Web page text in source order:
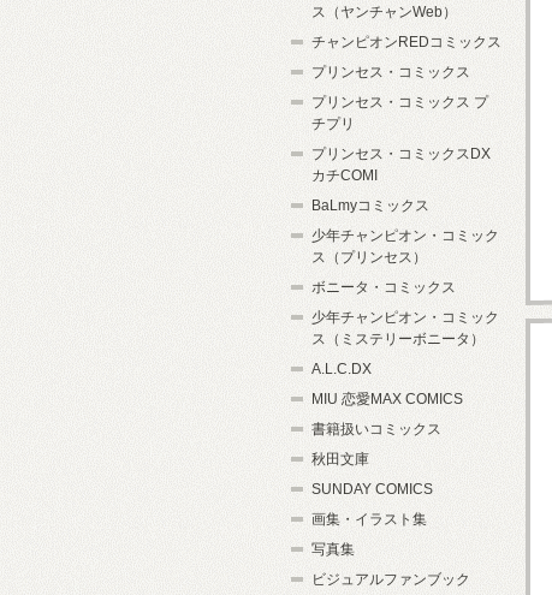
ス（ヤンチャンWeb）
チャンピオンREDコミックス
プリンセス・コミックス
プリンセス・コミックス プ
チプリ
プリンセス・コミックスDX
カチCOMI
BaLmyコミックス
少年チャンピオン・コミック
ス（プリンセス）
ボニータ・コミックス
少年チャンピオン・コミック
ス（ミステリーボニータ）
A.L.C.DX
MIU 恋愛MAX COMICS
書籍扱いコミックス
秋田文庫
SUNDAY COMICS
画集・イラスト集
写真集
ビジュアルファンブック